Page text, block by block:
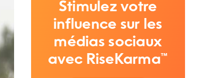
Stimulez votre
influence sur les
médias sociaux
avec RiseKarma™